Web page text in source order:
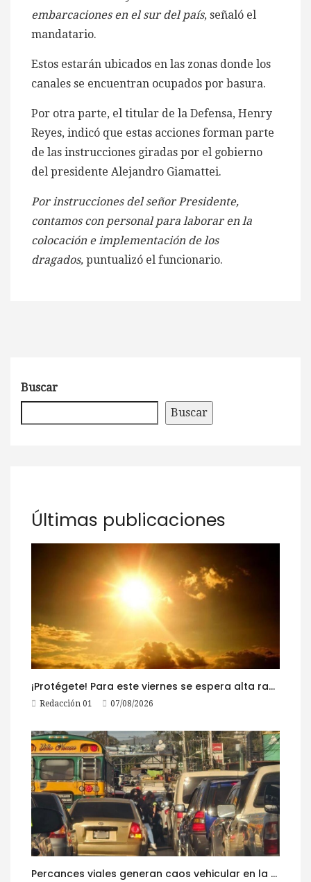
embarcaciones en el sur del país, señaló el
mandatario.
Estos estarán ubicados en las zonas donde los
canales se encuentran ocupados por basura.
Por otra parte, el titular de la Defensa, Henry
Reyes, indicó que estas acciones forman parte
de las instrucciones giradas por el gobierno
del presidente Alejandro Giamattei.
Por instrucciones del señor Presidente,
contamos con personal para laborar en la
colocación e implementación de los
dragados, puntualizó el funcionario.
Buscar
Buscar
Últimas publicaciones
¡Protégete! Para este viernes se espera alta radiación solar
Redacción 01 07/08/2026
Percances viales generan caos vehicular en la ruta al Pacífico este viernes